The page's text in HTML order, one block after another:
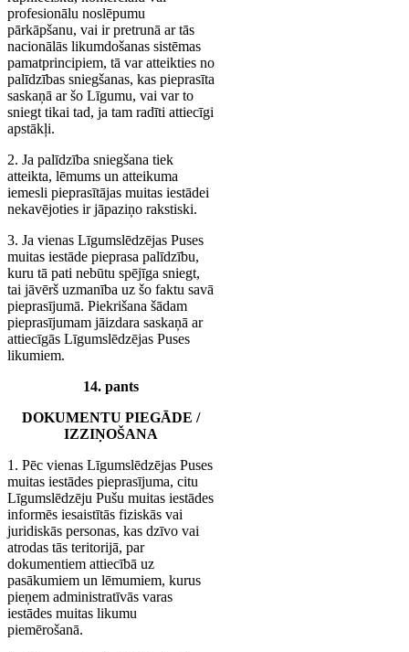
profesionālu noslēpumu
pārkāpšanu, vai ir pretrunā ar tās
nacionālās likumdošanas sistēmas
pamatprincipiem, tā var atteikties no
palīdzības sniegšanas, kas pieprasīta
saskaņā ar šo Līgumu, vai var to
sniegt tikai tad, ja tam radīti attiecīgi
apstākļi.
2. Ja palīdzība sniegšana tiek
atteikta, lēmums un atteikuma
iemesli pieprasītājas muitas iestādei
nekavējoties ir jāpaziņo rakstiski.
3. Ja vienas Līgumslēdzējas Puses
muitas iestāde pieprasa palīdzību,
kuru tā pati nebūtu spējīga sniegt,
tai jāvērš uzmanība uz šo faktu savā
pieprasījumā. Piekrišana šādam
pieprasījumam jāizdara saskaņā ar
attiecīgās Līgumslēdzējas Puses
likumiem.
14. pants
DOKUMENTU PIEGĀDE /
IZZIŅOŠANA
1. Pēc vienas Līgumslēdzējas Puses
muitas iestādes pieprasījuma, citu
Līgumslēdzēju Pušu muitas iestādes
informēs iesaistītās fiziskās vai
juridiskās personas, kas dzīvo vai
atrodas tās teritorijā, par
dokumentiem attiecībā uz
pasākumiem un lēmumiem, kurus
pieņem administratīvās varas
iestādes muitas likumu
piemērošanā.